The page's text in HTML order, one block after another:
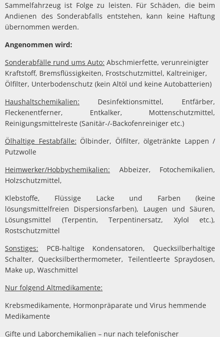
Sammelfahrzeug ist Folge zu leisten. Für Schäden, die beim
Andienen des Sonderabfalls entstehen, kann keine Haftung
übernommen werden.
Angenommen wird:
Sonderabfälle rund ums Auto: Abschmierfette, verunreinigter
Kraftstoff, Bremsflüssigkeiten, Frostschutzmittel, Kaltreiniger,
Ölfilter, Unterbodenschutz (kein Altöl und keine Autobatterien)
Haushaltschemikalien: Desinfektionsmittel, Entfärber,
Fleckenentferner, Entkalker, Mottenschutzmittel,
Reinigungsmittelreste (Sanitär-/-Backofenreiniger etc.)
Ölhaltige Festabfälle: Ölbinder, Ölfilter, ölgetränkte Lappen /
Putzwolle
Heimwerker/Hobbychemikalien: Abbeizer, Fotochemikalien,
Holzschutzmittel,
Klebstoffe, Flüssige Lacke und Farben (keine
lösungsmittelfreien Dispersionsfarben), Laugen und Säuren,
Lösungsmittel (Terpentin, Terpentinersatz, Xylol etc.),
Rostschutzmittel
Sonstiges: PCB-haltige Kondensatoren, Quecksilberhaltige
Schalter, Quecksilberthermometer, Teilentleerte Spraydosen,
Make up, Waschmittel
Nur folgend Altmedikamente:
Krebsmedikamente, Hormonpräparate und Virus hemmende
Medikamente
Gifte und Laborchemikalien – nur nach telefonischer